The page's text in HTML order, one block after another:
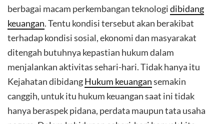
berbagai macam perkembangan teknologidibidang
keuangan. Tentu kondisi tersebut akan berakibat
terhadap kondisi sosial, ekonomi dan masyarakat
ditengah butuhnya kepastian hukum dalam
menjalankan aktivitas sehari-hari. Tidak hanya itu
Kejahatan dibidangHukum keuangansemakin
canggih, untuk itu hukum keuangan saat ini tidak
hanya beraspek pidana, perdata maupun tata usaha